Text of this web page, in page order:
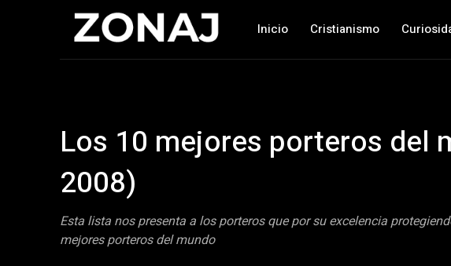
Inicio Cristianismo
Los 10 mejores porteros del
2008)
Esta lista nos presenta a los porteros que por su excelencia
mejores porteros del mundo